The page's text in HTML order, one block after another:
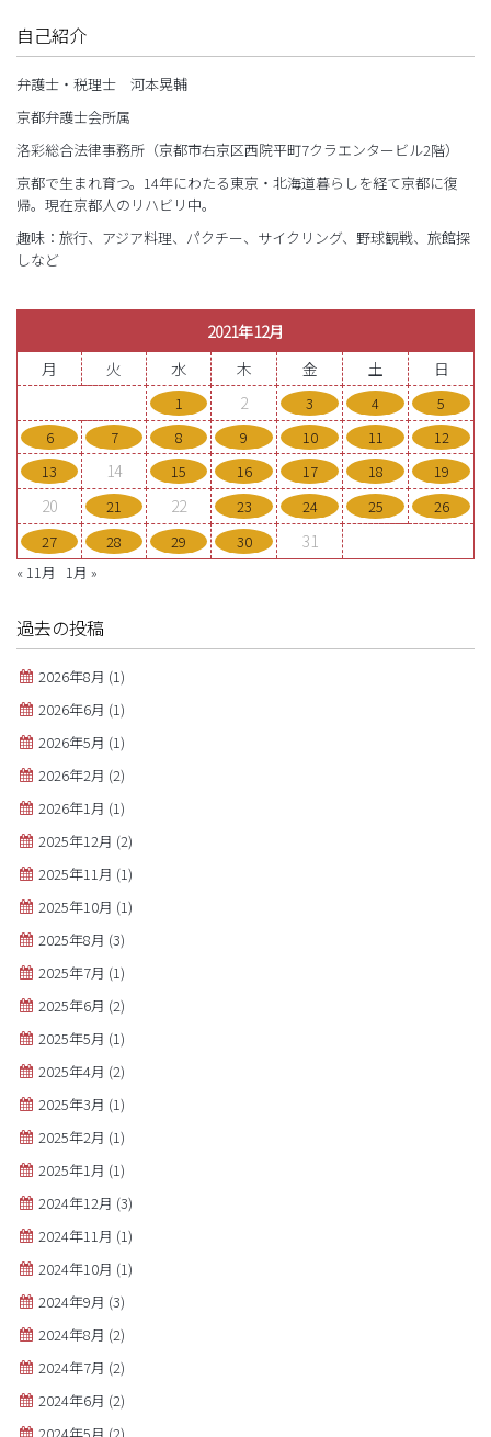
自己紹介
弁護士・税理士 河本晃輔
京都弁護士会所属
洛彩総合法律事務所（京都市右京区西院平町7クラエンタービル2階）
京都で生まれ育つ。14年にわたる東京・北海道暮らしを経て京都に復
帰。現在京都人のリハビリ中。
趣味：旅行、アジア料理、パクチー、サイクリング、野球観戦、旅館探
しなど
2021年12月
月
火 水 木 金 土 日
1 2 3 4
5
6
7 8 9 10 11
12
13
14 15 16 17 18 19
20 21 22 23 24 25
26
27
28 29 30 31
« 11月 1月 »
過去の投稿
2026年8月 (1)
2026年6月 (1)
2026年5月 (1)
2026年2月 (2)
2026年1月 (1)
2025年12月 (2)
2025年11月 (1)
2025年10月 (1)
2025年8月 (3)
2025年7月 (1)
2025年6月 (2)
2025年5月 (1)
2025年4月 (2)
2025年3月 (1)
2025年2月 (1)
2025年1月 (1)
2024年12月 (3)
2024年11月 (1)
2024年10月 (1)
2024年9月 (3)
2024年8月 (2)
2024年7月 (2)
2024年6月 (2)